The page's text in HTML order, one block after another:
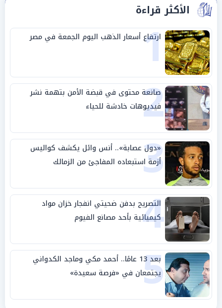
الأكثر قراءة
1
ارتفاع أسعار الذهب اليوم الجمعة في مصر
2
صانعة محتوى في قبضة الأمن بتهمة نشر
فيديوهات خادشة للحياء
3
«دول عصابة».. أنس وائل يكشف كواليس
أزمة استبعاده المفاجئ من الزمالك
4
التصريح بدفن ضحيتي انفجار خزان مواد
كيميائية بأحد مصانع الفيوم
5 بعد 13 عامًا.. أحمد مكي وماجد الكدواني
يجتمعان في «فرصة سعيدة»